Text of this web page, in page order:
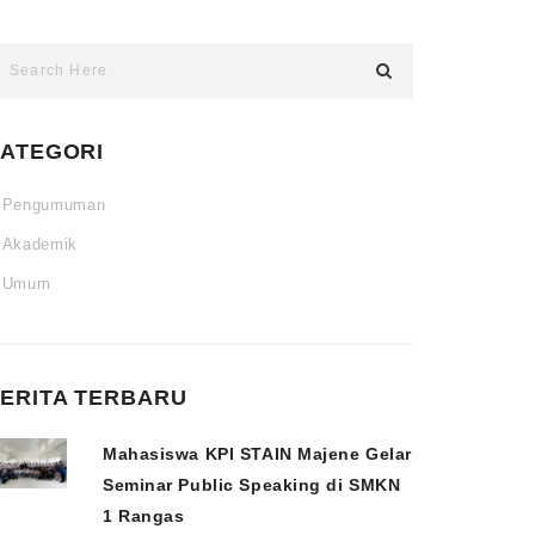
Pengumuman
Akademik
Umum
TERBARU
Mahasiswa KPI STAIN Majene Gelar
Seminar Public Speaking di SMKN
1 Rangas